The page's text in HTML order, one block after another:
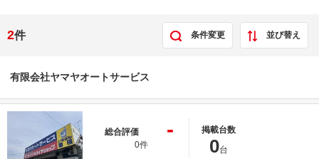
2件 条件変更 並び替え
有限会社ヤマヤオートサービス
総合評価 -
0件
掲載台数
0台